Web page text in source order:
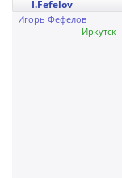
I.Fefelov
Игорь Фефелов
Иркутск